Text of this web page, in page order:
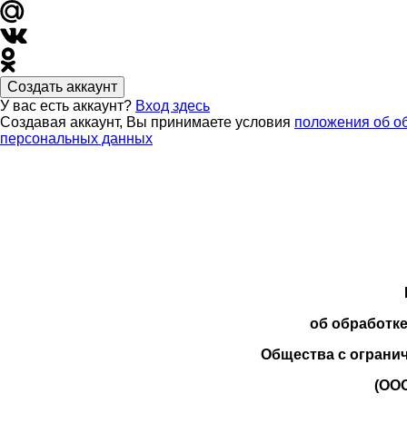
Создать аккаунт
У вас есть аккаунт? Вход здесь
Создавая аккаунт, Вы принимаете условия положения об
персональных данных
об
Общества с